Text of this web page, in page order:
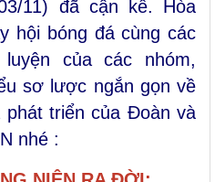
11) đã cận kề. Hòa
hội bóng đá cùng các
của các nhóm,
sơ lược ngắn gọn về
phát triển của Đoàn và
nhé :